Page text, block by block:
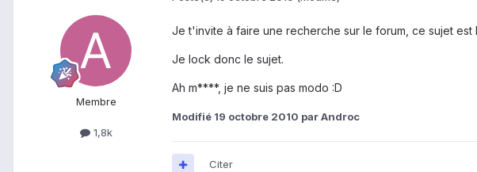
Membre
1,8k
Je t'invite à faire une recherche sur le forum, ce sujet est
Je lock donc le sujet.
Ah m****, je ne suis pas modo :D
Modifié 19 octobre 2010 par Androc
Citer